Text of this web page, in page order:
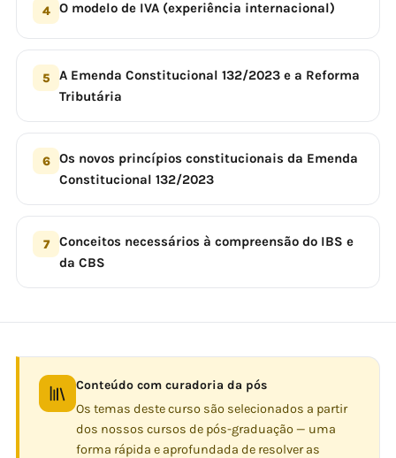
4 O modelo de IVA (experiência internacional)
5
A Emenda Constitucional 132/2023 e a Reforma
Tributária
6
Os novos princípios constitucionais da Emenda
Constitucional 132/2023
7
Conceitos necessários à compreensão do IBS e
da CBS
Conteúdo com curadoria da pós
Os temas deste curso são selecionados a partir
dos nossos cursos de pós-graduação — uma
forma rápida e aprofundada de resolver as